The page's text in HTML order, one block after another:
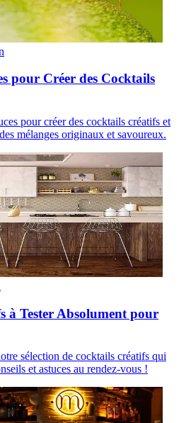
pour Créer des Cocktails
pour créer des cocktails créatifs et
mélanges originaux et savoureux.
à Tester Absolument pour
sélection de cocktails créatifs qui
et astuces au rendez-vous !